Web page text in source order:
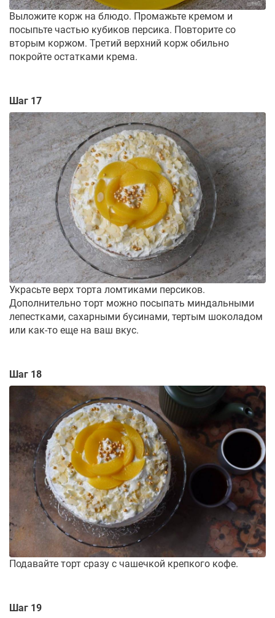
Выложите корж на блюдо. Промажьте кремом и
посыпьте частью кубиков персика. Повторите со
вторым коржом. Третий верхний корж обильно
покройте остатками крема.
Шаг 17
Украсьте верх торта ломтиками персиков.
Дополнительно торт можно посыпать миндальными
лепестками, сахарными бусинами, тертым шоколадом
или как-то еще на ваш вкус.
Шаг 18
Подавайте торт сразу с чашечкой крепкого кофе.
Шаг 19